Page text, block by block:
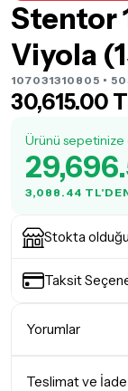
Stentor
Viyola
107031310805 •
30,615.00
Ürünü sepetinize
3,088.44
Stokta
Taksit
Yorumlar
Teslimat ve İade